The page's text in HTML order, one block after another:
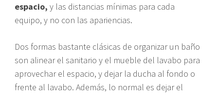
espacio, y las distancias mínimas para cada
equipo, y no con las apariencias.
Dos formas bastante clásicas de organizar un baño
son alinear el sanitario y el mueble del lavabo para
aprovechar el espacio, y dejar la ducha al fondo o
frente al lavabo. Además, lo normal es dejar el